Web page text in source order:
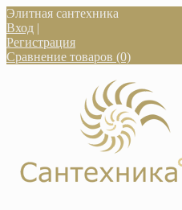
Элитная сантехника
Вход |
Регистрация
Сравнение товаров (0)